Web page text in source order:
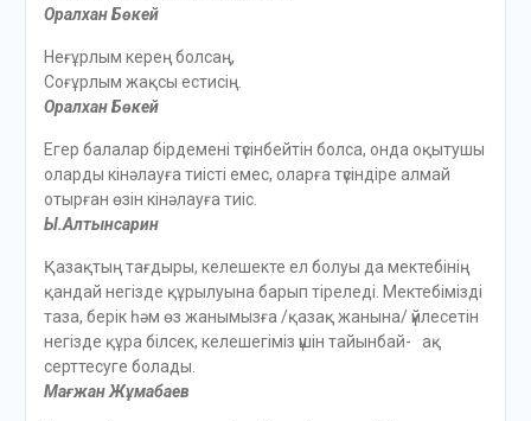
Оралхан Бөкей
Неғұрлым керең болсаң,
Соғұрлым жақсы естисің.
Оралхан Бөкей
Егер балалар бірдемені түсінбейтін болса, онда оқытушы
оларды кінәлауға тиісті емес, оларға түсіндіре алмай
отырған өзін кінәлауға тиіс.
Ы.Алтынсарин
Қазақтың тағдыры, келешекте ел болуы да мектебінің
қандай негізде құрылуына барып тіреледі. Мектебімізді
таза, берік һәм өз жанымызға /қазақ жанына/ үйлесетін
негізде құра білсек, келешегіміз үшін тайынбай- ақ
серттесуге болады.
Мағжан Жұмабаев